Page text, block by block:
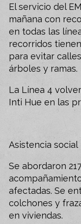
El servicio del
mañana con
en todas las
recorridos
para evitar
árboles y ramas.
La Línea 4
Inti Hue en las
Asistencia social
Se abordaron
afectadas. Se
colchones y
en viviendas.